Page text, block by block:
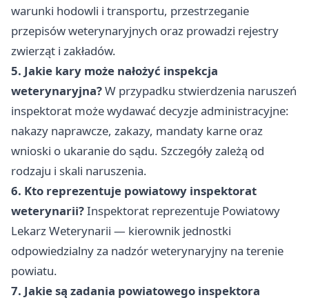
warunki hodowli i transportu, przestrzeganie
przepisów weterynaryjnych oraz prowadzi rejestry
zwierząt i zakładów.
5. Jakie kary może nałożyć inspekcja
weterynaryjna?W przypadku stwierdzenia naruszeń
inspektorat może wydawać decyzje administracyjne:
nakazy naprawcze, zakazy, mandaty karne oraz
wnioski o ukaranie do sądu. Szczegóły zależą od
rodzaju i skali naruszenia.
6. Kto reprezentuje powiatowy inspektorat
weterynarii?Inspektorat reprezentuje Powiatowy
Lekarz Weterynarii — kierownik jednostki
odpowiedzialny za nadzór weterynaryjny na terenie
powiatu.
7. Jakie są zadania powiatowego inspektora